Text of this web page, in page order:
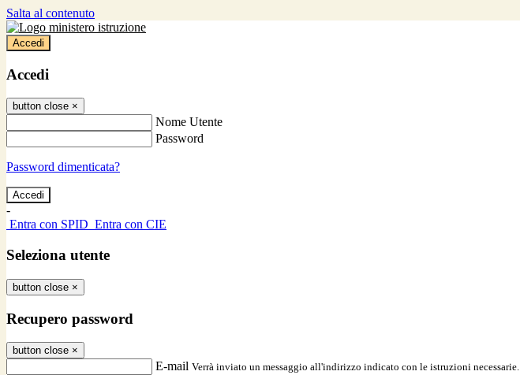
Salta al contenuto
Accedi
Accedi
button close ×
Nome Utente
Password
Password dimenticata?
-
Entra con SPID Entra con CIE
Seleziona utente
button close ×
Recupero password
button close ×
E-mail Verrà inviato un messaggio all'indirizzo indicato con le istruzioni necessarie.